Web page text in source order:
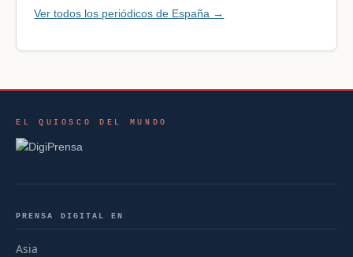
Ver todos los periódicos de España →
EL QUIOSCO DEL MUNDO
PRENSA DIGITAL EN
Asia